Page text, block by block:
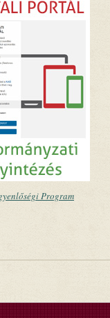
Program